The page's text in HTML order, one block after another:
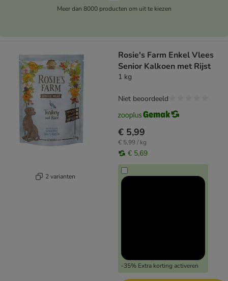
Meer dan 8000 producten om uit te kiezen
2 varianten
Rosie's Farm Enkel Vlees
Senior Kalkoen met Rijst
1 kg
€ 5,99
€ 5,99 / kg
€ 5,69
-35% Extra korting activeren
Niet beoordeeld